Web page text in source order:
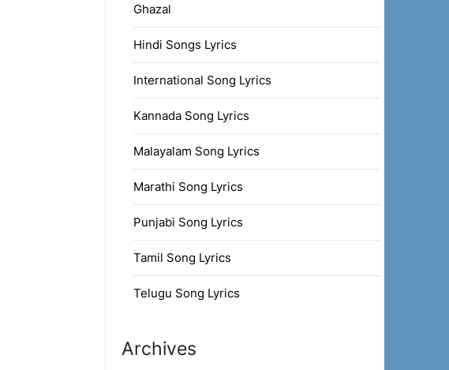
Ghazal
Hindi Songs Lyrics
International Song Lyrics
Kannada Song Lyrics
Malayalam Song Lyrics
Marathi Song Lyrics
Punjabi Song Lyrics
Tamil Song Lyrics
Telugu Song Lyrics
Archives